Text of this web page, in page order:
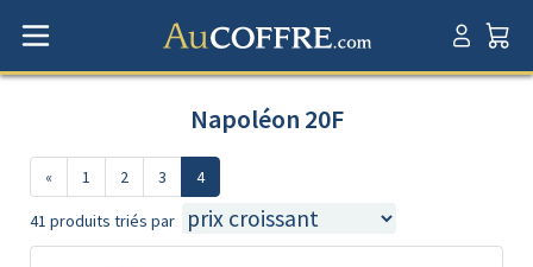
Napoléon 20F
« 1 2 3 4
41 produits triés par